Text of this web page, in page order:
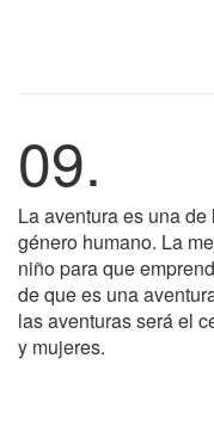
09.
La aventura es una
género humano. La
niño para que
de que es una
las aventuras será el
y mujeres.